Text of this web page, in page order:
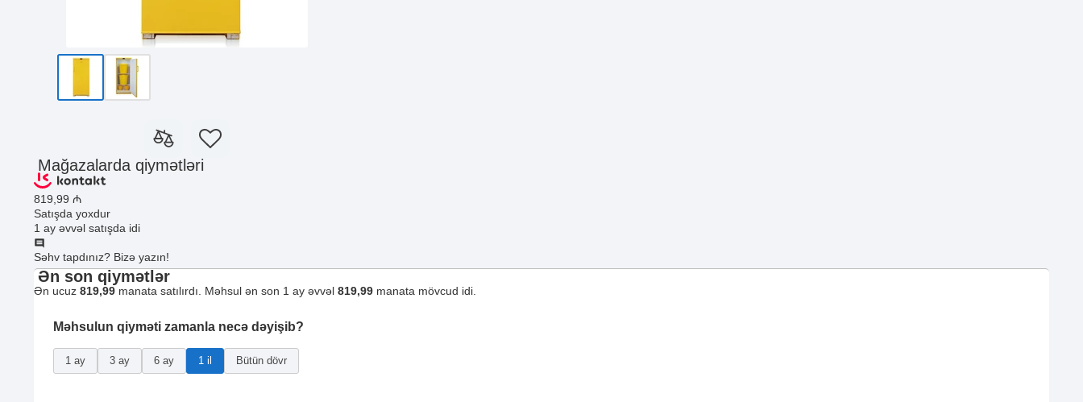
Mağazalarda qiymətləri
819 ,99 ₼
Satışda yoxdur
1 ay əvvəl satışda idi
Səhv tapdınız? Bizə yazın!
Ən son qiymətlər
Ən ucuz 819,99 manata satılırdı. Məhsul ən son 1 ay əvvəl 819,99 manata mövcud idi.
Məhsulun qiyməti zamanla necə dəyişib?
1 ay 3 ay 6 ay 1 il Bütün dövr